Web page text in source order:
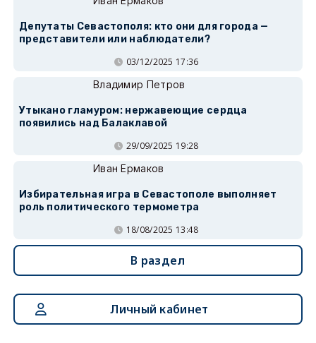
Депутаты Севастополя: кто они для города —
представители или наблюдатели?
03/12/2025 17:36
Владимир Петров
Утыкано гламуром: нержавеющие сердца
появились над Балаклавой
29/09/2025 19:28
Иван Ермаков
Избирательная игра в Севастополе выполняет
роль политического термометра
18/08/2025 13:48
В раздел
Личный кабинет